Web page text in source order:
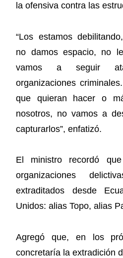
la ofensiva contra las
“Los estamos
no damos espacio, no
vamos a seguir
organizaciones
que quieran hacer o
nosotros, no vamos a
capturarlos”, enfatizó.
El ministro recordó
organizaciones
extraditados desde
Unidos: alias Topo, alias
Agregó que, en los
concretaría la extradición